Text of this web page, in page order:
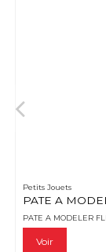
Petits Jouets
PATE A
PATE A MODELER
Voir